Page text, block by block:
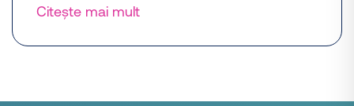
Citește mai mult